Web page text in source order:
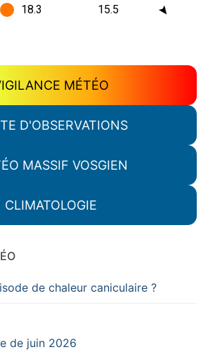
MÉTÉO
D'OBSERVATIONS
MASSIF VOSGIEN
CLIMATOLOGIE
de chaleur caniculaire ?
de juin 2026